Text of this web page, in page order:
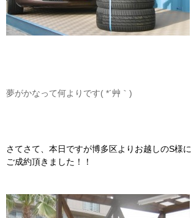
夢がかなって何よりです( *´艸｀)
さてさて、本日ですが博多区よりお越しのS様に
ご成約頂きました！！